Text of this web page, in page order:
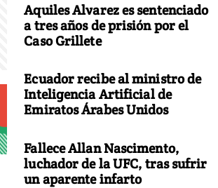
Aquiles Alvarez es sentenciado
a tres años de prisión por el
Caso Grillete
Ecuador recibe al ministro de
Inteligencia Artificial de
Emiratos Árabes Unidos
Fallece Allan Nascimento,
luchador de la UFC, tras sufrir
un aparente infarto